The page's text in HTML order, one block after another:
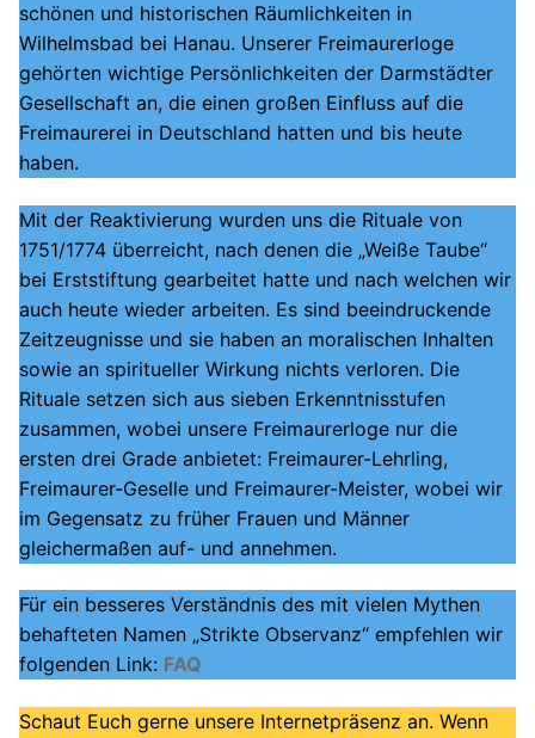
schönen und historischen Räumlichkeiten in
Wilhelmsbad bei Hanau. Unserer Freimaurerloge
gehörten wichtige Persönlichkeiten der Darmstädter
Gesellschaft an, die einen großen Einfluss auf die
Freimaurerei in Deutschland hatten und bis heute
haben.
Mit der Reaktivierung wurden uns die Rituale von
1751/1774 überreicht, nach denen die „Weiße Taube“
bei Erststiftung gearbeitet hatte und nach welchen wir
auch heute wieder arbeiten. Es sind beeindruckende
Zeitzeugnisse und sie haben an moralischen Inhalten
sowie an spiritueller Wirkung nichts verloren. Die
Rituale setzen sich aus sieben Erkenntnisstufen
zusammen, wobei unsere Freimaurerloge nur die
ersten drei Grade anbietet: Freimaurer-Lehrling,
Freimaurer-Geselle und Freimaurer-Meister, wobei wir
im Gegensatz zu früher Frauen und Männer
gleichermaßen auf- und annehmen.
Für ein besseres Verständnis des mit vielen Mythen
behafteten Namen „Strikte Observanz“ empfehlen wir
folgenden Link: FAQ
Schaut Euch gerne unsere Internetpräsenz an. Wenn